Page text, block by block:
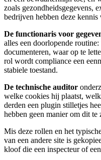
zoals gezondheidsgegevens,
bedrijven hebben deze
De functionaris voor
alles een doorlopende
documenteren, waar op te
rol wordt compliance een
stabiele toestand.
De technische auditor
welke cookies hij plaatst,
derden een plugin stilletjes
hebben geen manier om dit te
Mis deze rollen en het
van een andere site is
kloof die een inspecteur of